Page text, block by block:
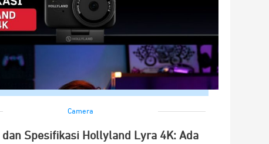
Camera
dan Spesifikasi Hollyland Lyra 4K: Ada